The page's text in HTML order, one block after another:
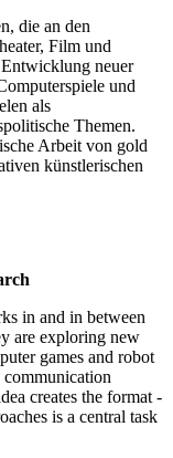
die an den
Film und
neuer
und
als
Themen.
Arbeit von gold
künstlerischen
in and in between
are exploring new
games and robot
communication
creates the format -
is a central task